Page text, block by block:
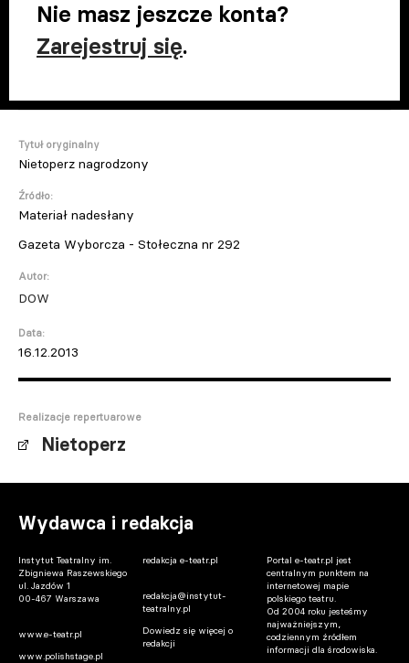
Nie masz jeszcze konta?
Zarejestruj się.
Tytuł oryginalny
Nietoperz nagrodzony
Źródło:
Materiał nadesłany
Gazeta Wyborcza - Stołeczna nr 292
Autor:
DOW
Data:
16.12.2013
Realizacje repertuarowe
Nietoperz
Wydawca i redakcja
Instytut Teatralny im.
Zbigniewa Raszewskiego
ul. Jazdów 1
00-467 Warszawa
www.e-teatr.pl
www.polishstage.pl
redakcja e-teatr.pl
redakcja@instytut-
teatralny.pl
Dowiedz się więcej o
redakcji
Portal e-teatr.pl jest
centralnym punktem na
internetowej mapie
polskiego teatru.
Od 2004 roku jesteśmy
najważniejszym,
codziennym źródłem
informacji dla środowiska.